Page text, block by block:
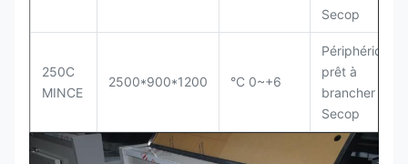
Secop
250C
MINCE
2500*900*1200 °C 0~+6
Périphérique
prêt à
brancher de
Secop